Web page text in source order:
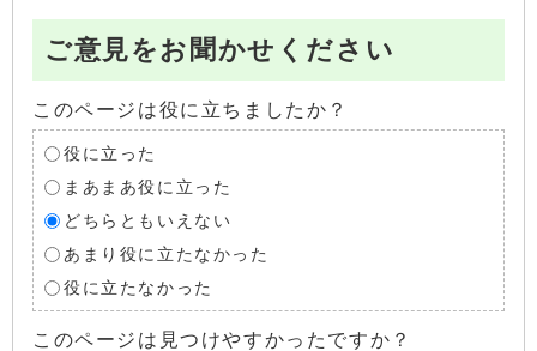
ご意見をお聞かせください
このページは役に立ちましたか？
役に立った
まあまあ役に立った
どちらともいえない
あまり役に立たなかった
役に立たなかった
このページは見つけやすかったですか？